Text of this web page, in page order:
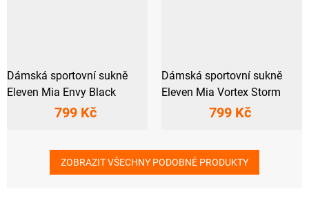
Dámská sportovní sukně
Eleven Mia Envy Black
799 Kč
Dámská sportovní sukně
Eleven Mia Vortex Storm
799 Kč
ZOBRAZIT VŠECHNY PODOBNÉ PRODUKTY